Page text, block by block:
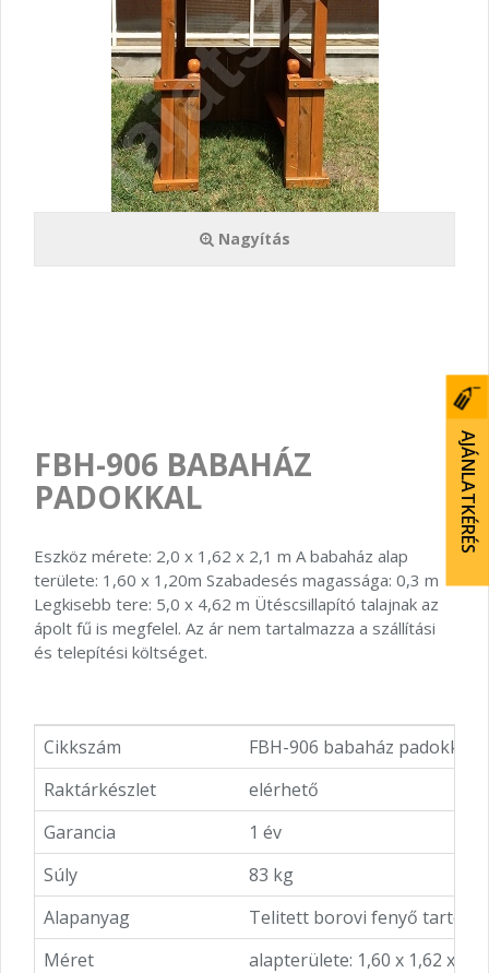
AJÁNLATKÉRÉS
Nagyítás
FBH-906 BABAHÁZ
PADOKKAL
Eszköz mérete: 2,0 x 1,62 x 2,1 m A babaház alap
területe: 1,60 x 1,20m Szabadesés magassága: 0,3 m
Legkisebb tere: 5,0 x 4,62 m Ütéscsillapító talajnak az
ápolt fű is megfelel. Az ár nem tartalmazza a szállítási
és telepítési költséget.
Cikkszám
FBH-906 babaház padokkal
Raktárkészlet
elérhető
Garancia
1 év
Súly
83 kg
Alapanyag
Telitett borovi fenyő
Méret
alapterülete: 1,60 x 1,62 x 2,1